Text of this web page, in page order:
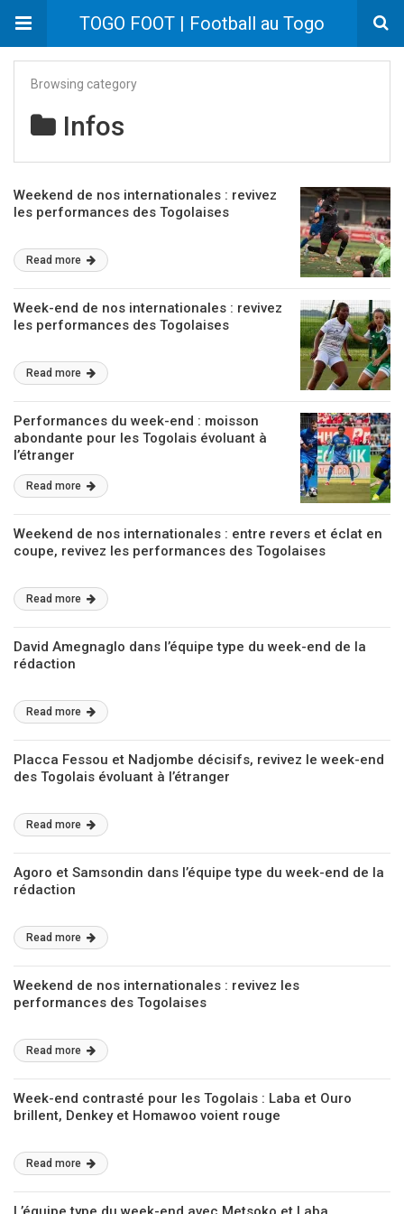
TOGO FOOT | Football au Togo
Browsing category
Infos
Weekend de nos internationales : revivez
les performances des Togolaises
Read more
Week-end de nos internationales : revivez
les performances des Togolaises
Read more
Performances du week-end : moisson
abondante pour les Togolais évoluant à
l’étranger
Read more
Weekend de nos internationales : entre revers et éclat en
coupe, revivez les performances des Togolaises
Read more
David Amegnaglo dans l’équipe type du week-end de la
rédaction
Read more
Placca Fessou et Nadjombe décisifs, revivez le week-end
des Togolais évoluant à l’étranger
Read more
Agoro et Samsondin dans l’équipe type du week-end de la
rédaction
Read more
Weekend de nos internationales : revivez les
performances des Togolaises
Read more
Week-end contrasté pour les Togolais : Laba et Ouro
brillent, Denkey et Homawoo voient rouge
Read more